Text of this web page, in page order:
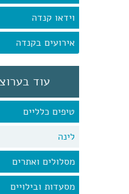
וידאו קנדה
אירועים בקנדה
עוד
טיפים כלליים
לינה
מסלולים ואתרים
מסעדות ובילויים